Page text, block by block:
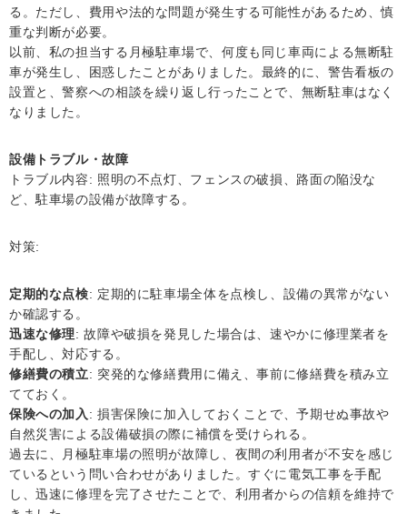
る。ただし、費用や法的な問題が発生する可能性があるため、慎
重な判断が必要。
以前、私の担当する月極駐車場で、何度も同じ車両による無断駐
車が発生し、困惑したことがありました。最終的に、警告看板の
設置と、警察への相談を繰り返し行ったことで、無断駐車はなく
なりました。
設備トラブル・故障
トラブル内容: 照明の不点灯、フェンスの破損、路面の陥没な
ど、駐車場の設備が故障する。
対策:
定期的な点検: 定期的に駐車場全体を点検し、設備の異常がない
か確認する。
迅速な修理: 故障や破損を発見した場合は、速やかに修理業者を
手配し、対応する。
修繕費の積立: 突発的な修繕費用に備え、事前に修繕費を積み立
てておく。
保険への加入 : 損害保険に加入しておくことで、予期せぬ事故や
自然災害による設備破損の際に補償を受けられる。
過去に、月極駐車場の照明が故障し、夜間の利用者が不安を感じ
ているという問い合わせがありました。すぐに電気工事を手配
し、迅速に修理を完了させたことで、利用者からの信頼を維持で